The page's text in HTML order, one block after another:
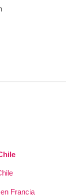
Francia